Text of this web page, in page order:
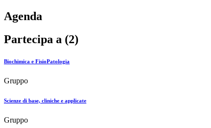
Agenda
Partecipa a (2)
Biochimica e FisioPatologia
Gruppo
Scienze di base, cliniche e applicate
Gruppo